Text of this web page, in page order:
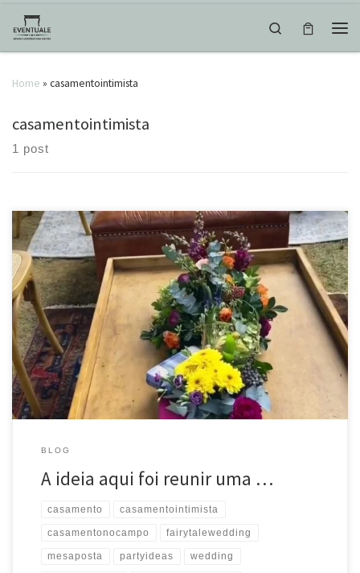
Skip to content
Search
Home » casamentointimista
casamentointimista
1 post
A ideia aqui foi reunir uma estética romântica com texturas invernais,
em uma paleta de cores bem extensa e complexa. Couro, tapetes,
livros encapados (com veludo e flanela xadrez) e muitas heras
reforçam o estilo com toques lúdicos pedidos pelos clientes.
Filmagem e edição: @letrasdoleo Repost: @leoafonsodecor Locação:
@leportuga Cerimonial: […]
BLOG
A ideia aqui foi reunir uma …
casamento casamentointimista
casamentonocampo fairytalewedding
mesaposta partyideas wedding